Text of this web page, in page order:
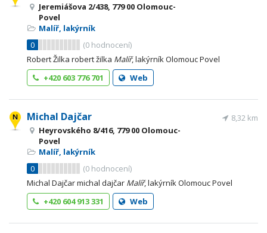
Jeremiášova 2/438, 779 00 Olomouc-
Povel
Malíř, lakýrník
0
(0 hodnocení)
Robert Žilka robert žilka Malíř, lakýrník Olomouc Povel
+420 603 776 701
Web
Michal Dajčar
Heyrovského 8/416, 779 00 Olomouc-
Povel
Malíř, lakýrník
0
(0 hodnocení)
8,32 km
Michal Dajčar michal dajčar Malíř, lakýrník Olomouc Povel
+420 604 913 331
Web